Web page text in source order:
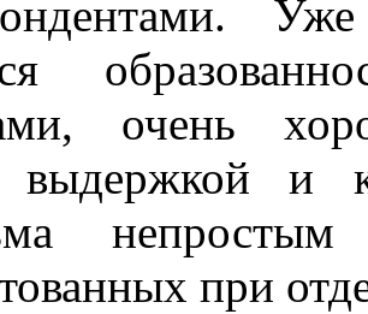
очень
выдержкой и
непростым
при